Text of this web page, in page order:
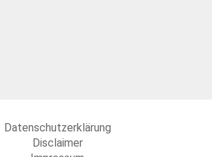
Datenschutzerklärung
Disclaimer